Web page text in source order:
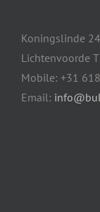
Koningslinde
Lichtenvoorde
Mobile: +31
Email: